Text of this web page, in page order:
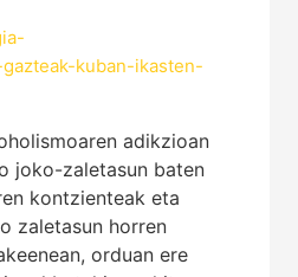
kuban-ikasten-
adikzioan
joko-zaletasun baten
kontzienteak eta
zaletasun horren
orduan ere